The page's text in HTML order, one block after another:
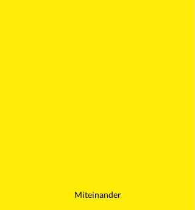
Miteinander